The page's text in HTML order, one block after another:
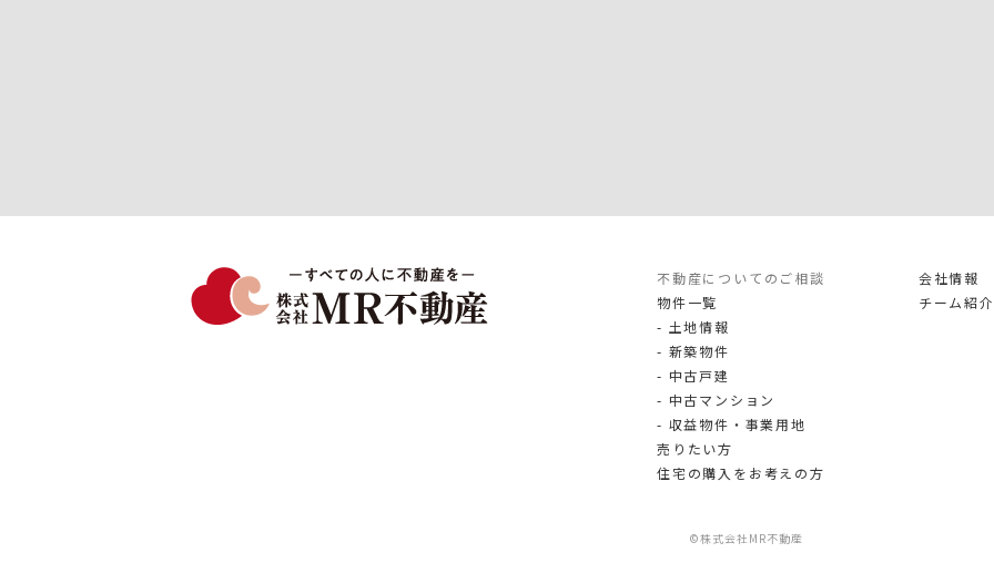
不動産についてのご相談
物件一覧
土地情報
新築物件
中古戸建
中古マンション
収益物件・事業用地
売りたい方
住宅の購入をお考えの方
会社情報
チーム紹介
©株式会社MR不動産